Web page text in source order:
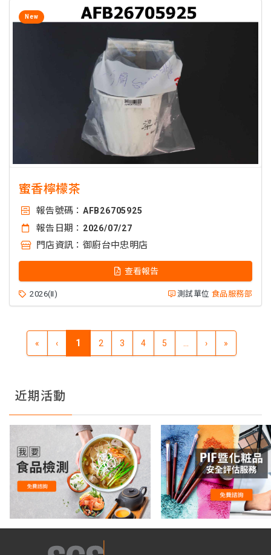
New
蜜香檸檬茶
報告號碼： AFB26705925
報告日期： 2026/07/27
門店資訊： 御廚台中忠明店
查看報告
2026(Ⅱ) 測試單位 食品服務部
« ‹ 1 2 3 4 5 › »
近期活動